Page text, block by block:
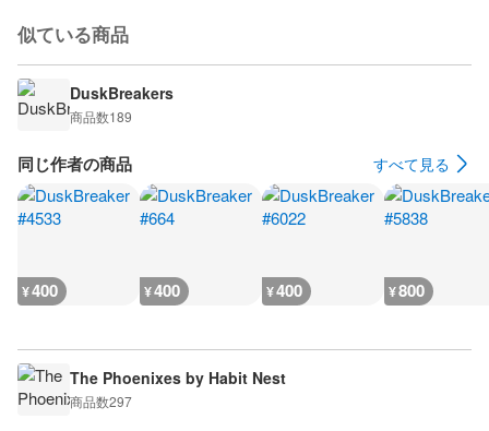
似ている商品
DuskBreakers
商品数189
同じ作者の商品 すべて見る
¥400 ¥400 ¥400 ¥800
The Phoenixes by Habit Nest
商品数297